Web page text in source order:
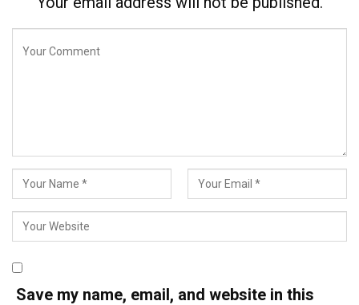
Save my name, email, and website in this